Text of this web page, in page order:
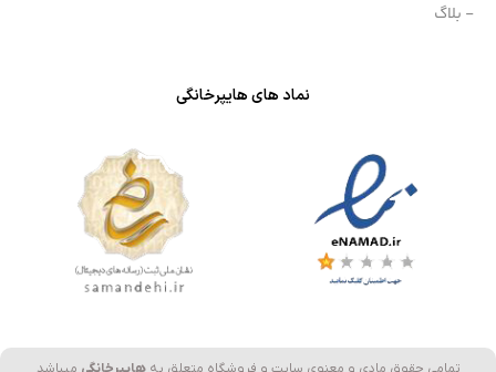
- بلاگ
نماد های هایپرخانگی